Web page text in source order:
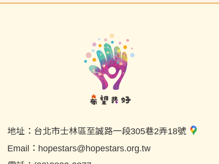
地址： 台北市士林區至誠路一段305巷2弄18號
Email： hopestars@hopestars.org.tw